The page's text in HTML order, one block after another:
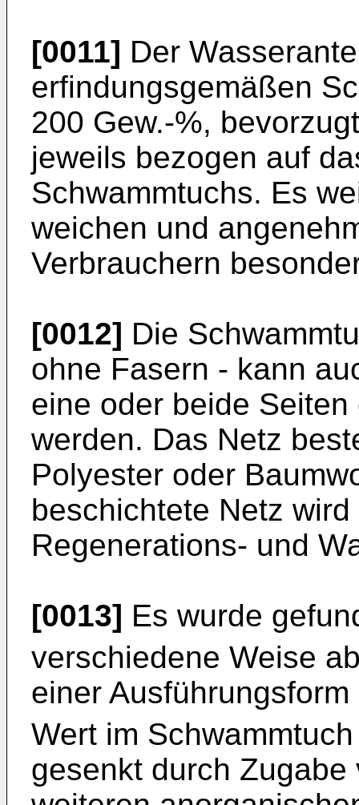
[0011] Der
erfindungsgemäßen
200 Gew.-%,
jeweils bezogen auf
Schwammtuchs. Es
weichen und
Verbrauchern
[0012] Die
ohne Fasern - kann
eine oder beide
werden. Das Netz
Polyester oder
beschichtete Netz
Regenerations- und
[0013] Es wurde
verschiedene Weise
einer
Wert im
gesenkt durch